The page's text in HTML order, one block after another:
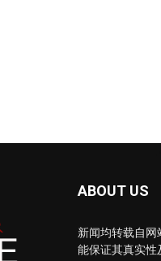
ABOUT US
新闻均转载自
能保证其真实性